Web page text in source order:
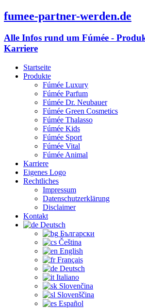
fumee-partner-werden.de
Alle Infos rund um Fúmée -
Karriere
Startseite
Produkte
Fúmée Luxury
Fúmée Parfum
Fúmée Dr. Neubauer
Fúmée Green Cosmetics
Fúmée Thalasso
Fúmée Kids
Fúmée Sport
Fúmée Vital
Fúmée Animal
Karriere
Eigenes Logo
Rechtliches
Impressum
Datenschutzerklärung
Disclaimer
Kontakt
Deutsch
Български
Čeština‎
English
Français
Deutsch
Italiano
Slovenčina
Slovenščina
Español